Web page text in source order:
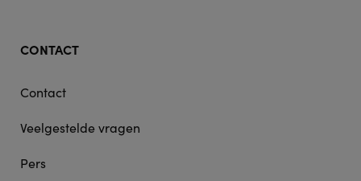
CONTACT
Contact
Veelgestelde vragen
Pers